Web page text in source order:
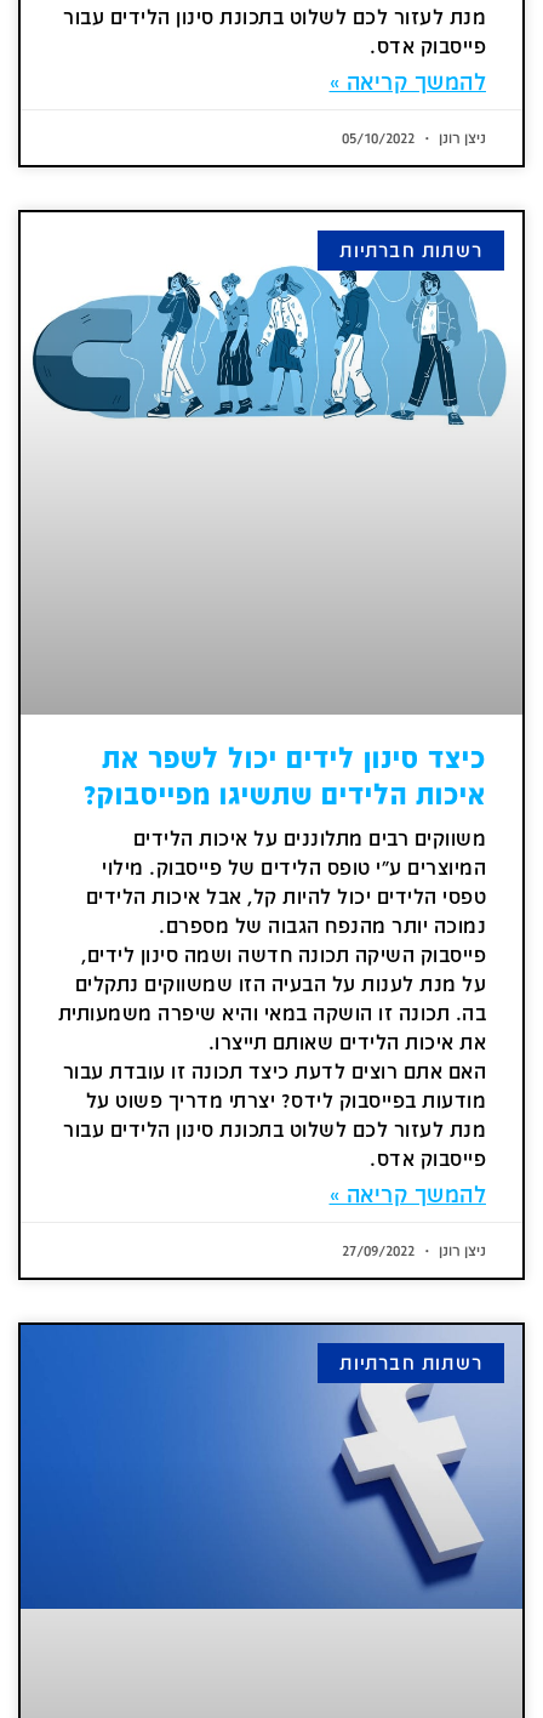
מנת לעזור לכם לשלוט בתכונת סינון הלידים עבור
פייסבוק אדס.
להמשך קריאה »
ניצן רונן
רשתות חברתיות
כיצד סינון לידים יכול לשפר את
איכות הלידים שתשיגו מפייסבוק?
משווקים רבים מתלוננים על איכות הלידים
המיוצרים ע"י טופס הלידים של פייסבוק. מילוי
טפסי הלידים יכול להיות קל, אבל איכות הלידים
נמוכה יותר מהנפח הגבוה של מספרם.
פייסבוק השיקה תכונה חדשה ושמה סינון לידים,
על מנת לענות על הבעיה הזו שמשווקים נתקלים
בה. תכונה זו הושקה במאי והיא שיפרה משמעותית
את איכות הלידים שאותם תייצרו.
האם אתם רוצים לדעת כיצד תכונה זו עובדת עבור
מודעות בפייסבוק לידס? יצרתי מדריך פשוט על
מנת לעזור לכם לשלוט בתכונת סינון הלידים עבור
פייסבוק אדס.
להמשך קריאה »
ניצן רונן
רשתות חברתיות